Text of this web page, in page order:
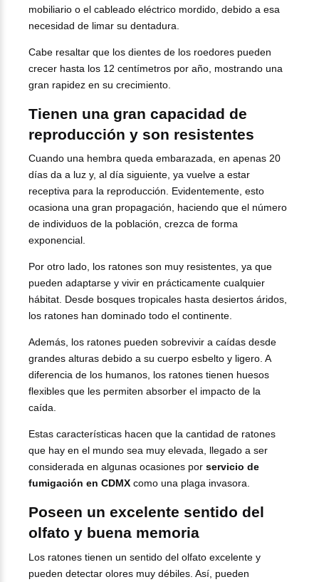
mobiliario o el cableado eléctrico mordido, debido a esa
necesidad de limar su dentadura.
Cabe resaltar que los dientes de los roedores pueden
crecer hasta los 12 centímetros por año, mostrando una
gran rapidez en su crecimiento.
Tienen una gran capacidad de
reproducción y son resistentes
Cuando una hembra queda embarazada, en apenas 20
días da a luz y, al día siguiente, ya vuelve a estar
receptiva para la reproducción. Evidentemente, esto
ocasiona una gran propagación, haciendo que el número
de individuos de la población, crezca de forma
exponencial.
Por otro lado, los ratones son muy resistentes, ya que
pueden adaptarse y vivir en prácticamente cualquier
hábitat. Desde bosques tropicales hasta desiertos áridos,
los ratones han dominado todo el continente.
Además, los ratones pueden sobrevivir a caídas desde
grandes alturas debido a su cuerpo esbelto y ligero. A
diferencia de los humanos, los ratones tienen huesos
flexibles que les permiten absorber el impacto de la
caída.
Estas características hacen que la cantidad de ratones
que hay en el mundo sea muy elevada, llegado a ser
considerada en algunas ocasiones por servicio de
fumigación en CDMX como una plaga invasora.
Poseen un excelente sentido del
olfato y buena memoria
Los ratones tienen un sentido del olfato excelente y
pueden detectar olores muy débiles. Así, pueden